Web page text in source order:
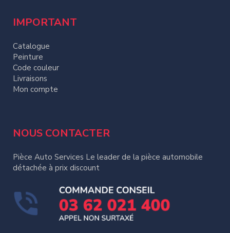
IMPORTANT
Catalogue
Peinture
Code couleur
Livraisons
Mon compte
NOUS CONTACTER
Pièce Auto Services Le leader de la pièce automobile
détachée à prix discount